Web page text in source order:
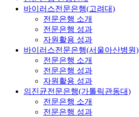
바이러스전문은행(고려대)
전문은행 소개
전문은행 성과
자원활용 성과
바이러스전문은행(서울아산병원)
전문은행 소개
전문은행 성과
자원활용 성과
의진균전문은행(가톨릭관동대)
전문은행 소개
전문은행 성과